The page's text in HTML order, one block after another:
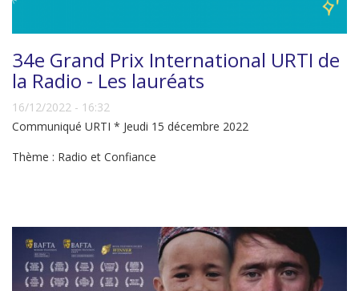
34e Grand Prix International URTI de
la Radio - Les lauréats
16/12/2022 - 16:32
Communiqué URTI * Jeudi 15 décembre 2022
Thème : Radio et Confiance